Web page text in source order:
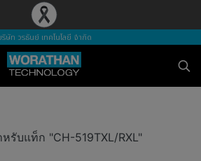
ริษัท วรธันย์ เทคโนโลยี จำกัด
รับแท็ก "CH-519TXL/RXL"